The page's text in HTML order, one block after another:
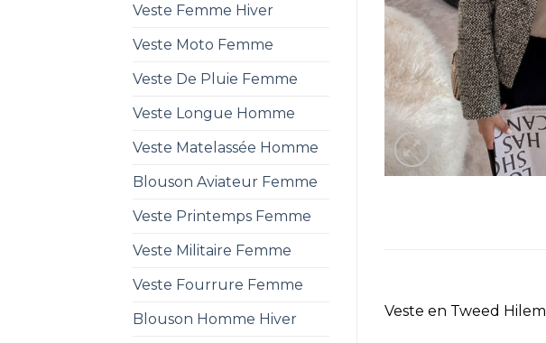
Veste Femme Hiver
Veste Moto Femme
Veste De Pluie Femme
Veste Longue Homme
Veste Matelassée Homme
Blouson Aviateur Femme
Veste Printemps Femme
Veste Militaire Femme
Veste Fourrure Femme
Blouson Homme Hiver
Veste en Tweed Hilem